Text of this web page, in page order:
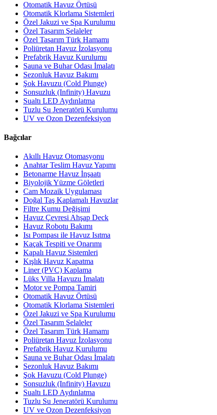
Otomatik Havuz Örtüsü
Otomatik Klorlama Sistemleri
Özel Jakuzi ve Spa Kurulumu
Özel Tasarım Şelaleler
Özel Tasarım Türk Hamamı
Poliüretan Havuz İzolasyonu
Prefabrik Havuz Kurulumu
Sauna ve Buhar Odası İmalatı
Sezonluk Havuz Bakımı
Şok Havuzu (Cold Plunge)
Sonsuzluk (Infinity) Havuzu
Sualtı LED Aydınlatma
Tuzlu Su Jeneratörü Kurulumu
UV ve Ozon Dezenfeksiyon
Bağcılar
Akıllı Havuz Otomasyonu
Anahtar Teslim Havuz Yapımı
Betonarme Havuz İnşaatı
Biyolojik Yüzme Göletleri
Cam Mozaik Uygulaması
Doğal Taş Kaplamalı Havuzlar
Filtre Kumu Değişimi
Havuz Çevresi Ahşap Deck
Havuz Robotu Bakımı
Isı Pompası ile Havuz Isıtma
Kaçak Tespiti ve Onarımı
Kapalı Havuz Sistemleri
Kışlık Havuz Kapatma
Liner (PVC) Kaplama
Lüks Villa Havuzu İmalatı
Motor ve Pompa Tamiri
Otomatik Havuz Örtüsü
Otomatik Klorlama Sistemleri
Özel Jakuzi ve Spa Kurulumu
Özel Tasarım Şelaleler
Özel Tasarım Türk Hamamı
Poliüretan Havuz İzolasyonu
Prefabrik Havuz Kurulumu
Sauna ve Buhar Odası İmalatı
Sezonluk Havuz Bakımı
Şok Havuzu (Cold Plunge)
Sonsuzluk (Infinity) Havuzu
Sualtı LED Aydınlatma
Tuzlu Su Jeneratörü Kurulumu
UV ve Ozon Dezenfeksiyon